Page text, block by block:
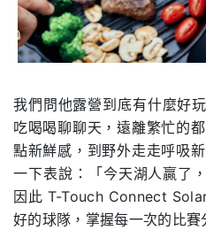
我們問他露營到底有什麼好
吃喝喝聊聊天，遠離繁忙的
點新鮮感，到野外走走呼吸
一下表說：「今天湖人贏了
因此 T-Touch Connect
好的球隊，掌握每一次的比賽